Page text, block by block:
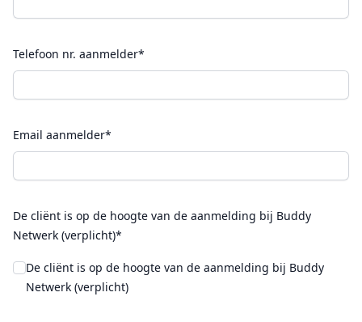
Telefoon nr. aanmelder*
Email aanmelder*
De cliënt is op de hoogte van de aanmelding bij Buddy
Netwerk (verplicht)*
De cliënt is op de hoogte van de aanmelding bij Buddy
Netwerk (verplicht)